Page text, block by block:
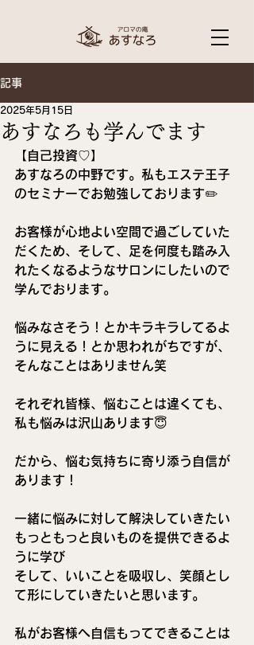
記事
あすなろも学んでます
2025年5月15日
【自己投資♡】
あすなろの中野です。私もエステ王子
のセミナーでお勉強しております✏️
お客様が心地よい空間で過ごしていた
だくため、そして、足を何度も踏み入
れたくなるようなサロンにしたいので
学んでおります。
悩みなさそう！とかキラキラしてるよ
うに見える！とか思われがちですが、
そんなことはありません笑
それぞれ皆様、悩むことは違くても、
私も悩みは沢山あります😇
だから、悩む気持ちに寄り添う自信が
あります！
一緒に悩みに対して解決していきたい
もっともっと良いものを提供できるよ
うに学び
そして、いいことを吸収し、笑顔とし
て形にしていきたいと思います。
私がお客様へ自信もってできることは